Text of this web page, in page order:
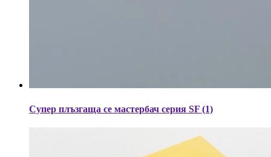
Супер плъзгаща се мастербач серия SF (1)